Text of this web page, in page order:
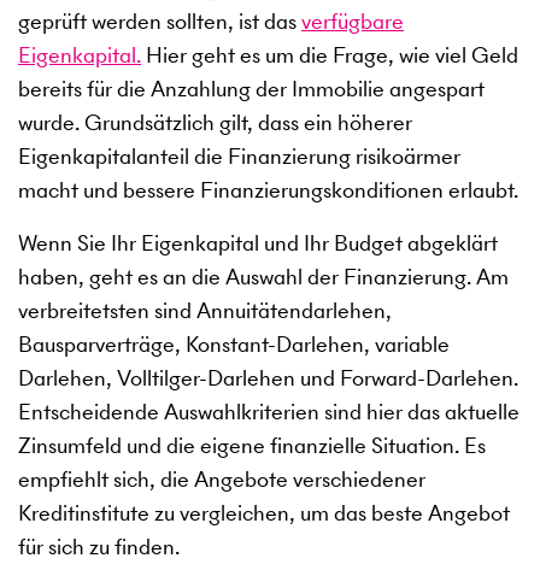
geprüft werden sollten, ist dasverfügbare
Eigenkapital. Hier geht es um die Frage, wie viel Geld
bereits für die Anzahlung der Immobilie angespart
wurde. Grundsätzlich gilt, dass ein höherer
Eigenkapitalanteil die Finanzierung risikoärmer
macht und bessere Finanzierungskonditionen erlaubt.
Wenn Sie Ihr Eigenkapital und Ihr Budget abgeklärt
haben, geht es an die Auswahl der Finanzierung. Am
verbreitetsten sind Annuitätendarlehen,
Bausparverträge, Konstant-Darlehen, variable
Darlehen, Volltilger-Darlehen und Forward-Darlehen.
Entscheidende Auswahlkriterien sind hier das aktuelle
Zinsumfeld und die eigene finanzielle Situation. Es
empfiehlt sich, die Angebote verschiedener
Kreditinstitute zu vergleichen, um das beste Angebot
für sich zu finden.